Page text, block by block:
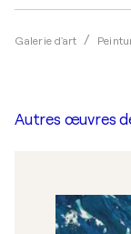
Galerie d'art
Autres œuvres